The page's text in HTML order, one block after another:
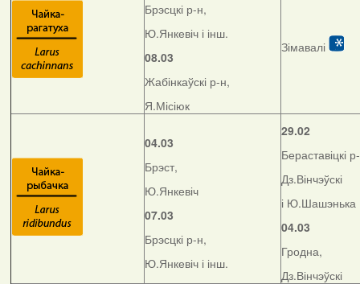
Брэсцкі р-н,
Ю.Янкевіч і інш.
08.03
Жабінкаўскі р-н,
Я.Місіюк
Зімавалі
04.03
Брэст,
Ю.Янкевіч
07.03
Брэсцкі р-н,
Ю.Янкевіч і інш.
29.02
Бераставіцкі
Дз.Вінчэўскі
і Ю.Шашэнька
04.03
Гродна,
Дз.Вінчэўскі